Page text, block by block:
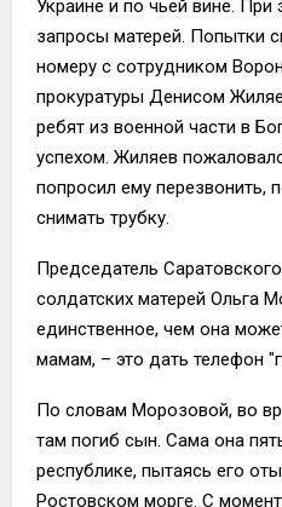
Украине и по чьей вине. При
запросы матерей. Попытки
номеру с сотрудником
прокуратуры Денисом
ребят из военной части в
успехом. Жиляев
попросил ему перезвонить,
снимать трубку.
Председатель
солдатских матерей Ольга
единственное, чем она
мамам, – это дать телефон
По словам Морозовой, во
там погиб сын. Сама она
республике, пытаясь его
Ростовском морге. С